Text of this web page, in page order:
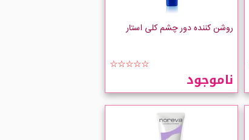
روشن کننده دور چشم کلی استار
☆☆☆☆☆
ناموجود